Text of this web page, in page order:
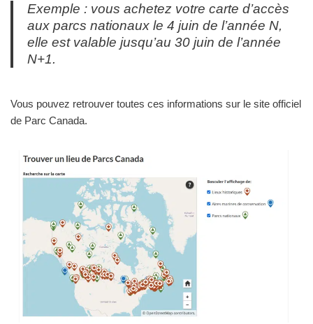
Exemple : vous achetez votre carte d’accès
aux parcs nationaux le 4 juin de l’année N,
elle est valable jusqu’au 30 juin de l’année
N+1.
Vous pouvez retrouver toutes ces informations sur le site officiel
de Parc Canada.